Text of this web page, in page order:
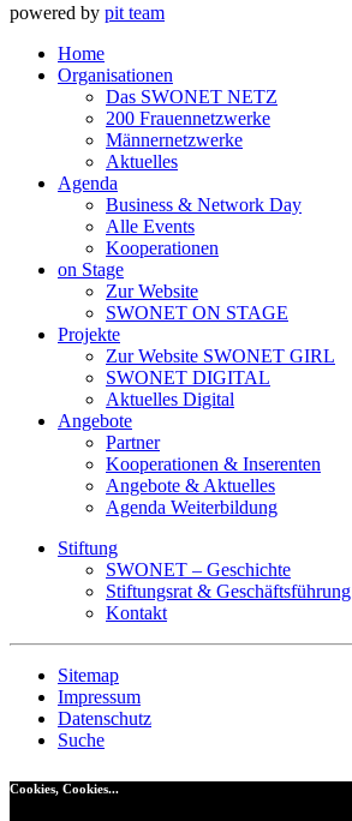
powered by pit team
Home
Organisationen
Das SWONET NETZ
200 Frauen­netzwerke
Männernetzwerke
Aktuelles
Agenda
Business & Network Day
Alle Events
Kooperationen
on Stage
Zur Website
SWONET ON STAGE
Projekte
Zur Website SWONET GIRL
SWONET DIGITAL
Aktuelles Digital
Angebote
Partner
Kooperationen & Inserenten
Angebote & Aktuelles
Agenda Weiterbildung
Stiftung
SWONET – Geschichte
Stiftungsrat & Geschäftsführung
Kontakt
Sitemap
Impressum
Datenschutz
Suche
Cookies, Cookies...